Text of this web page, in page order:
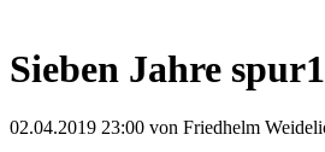
Sieben Jahre
02.04.2019 23:00 von Friedhelm